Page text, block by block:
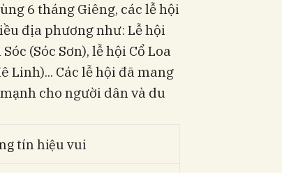
6 tháng Giêng, các lễ hội
địa phương như: Lễ hội
(Sóc Sơn), lễ hội Cổ Loa
Linh)... Các lễ hội đã mang
cho người dân và du